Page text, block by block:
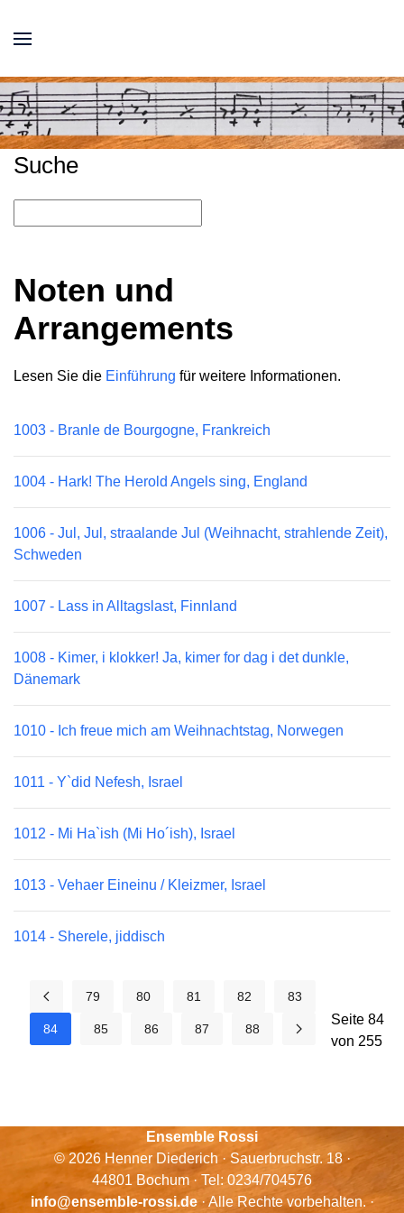
Suche
Noten und
Arrangements
Lesen Sie die Einführung für weitere Informationen.
1003 - Branle de Bourgogne, Frankreich
1004 - Hark! The Herold Angels sing, England
1006 - Jul, Jul, straalande Jul (Weihnacht, strahlende Zeit),
Schweden
1007 - Lass in Alltagslast, Finnland
1008 - Kimer, i klokker! Ja, kimer for dag i det dunkle,
Dänemark
1010 - Ich freue mich am Weihnachtstag, Norwegen
1011 - Y`did Nefesh, Israel
1012 - Mi Ha`ish (Mi Ho´ish), Israel
1013 - Vehaer Eineinu / Kleizmer, Israel
1014 - Sherele, jiddisch
79 80 81 82 83
84 85 86 87 88
Seite 84
von 255
Ensemble Rossi
© 2026 Henner Diederich · Sauerbruchstr. 18 ·
44801 Bochum · Tel: 0234/704576
info@ensemble-rossi.de· Alle Rechte vorbehalten. ·